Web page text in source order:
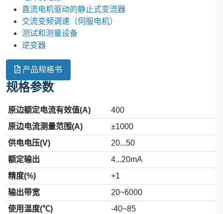
直流电机驱动的静止式变流器
交流变频调速（伺服电机）
测试和测量设备
逆变器
产品规格书
规格参数
原边额定电流有效值(A)
400
原边电流测量范围(A)
±1000
供电电压(V)
20...50
额定输出
4...20mA
精度(%)
+1
输出带宽
20~6000
使用温度(℃)
-40~85